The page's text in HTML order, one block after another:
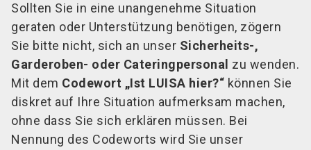
Sollten Sie in eine unangenehme Situation
geraten oder Unterstützung benötigen, zögern
Sie bitte nicht, sich an unser Sicherheits-,
Garderoben- oder Cateringpersonal zu wenden.
Mit dem Codewort „Ist LUISA hier?“ können Sie
diskret auf Ihre Situation aufmerksam machen,
ohne dass Sie sich erklären müssen. Bei
Nennung des Codeworts wird Sie unser